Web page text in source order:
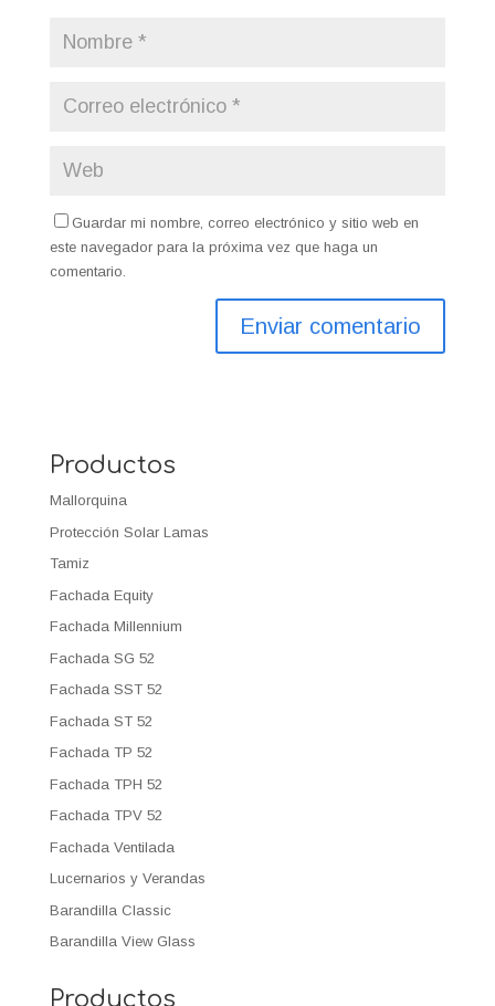
Guardar mi nombre, correo electrónico y sitio web en
este navegador para la próxima vez que haga un
comentario.
Productos
Mallorquina
Protección Solar Lamas
Tamiz
Fachada Equity
Fachada Millennium
Fachada SG 52
Fachada SST 52
Fachada ST 52
Fachada TP 52
Fachada TPH 52
Fachada TPV 52
Fachada Ventilada
Lucernarios y Verandas
Barandilla Classic
Barandilla View Glass
Productos